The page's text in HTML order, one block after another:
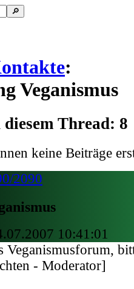
:
Veganismus
Thread: 8
keine Beiträge
2090
10:41:01
Veganismusforum,
- Moderator]